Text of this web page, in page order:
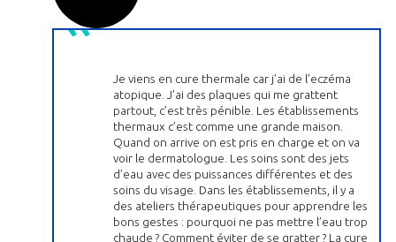
Je viens en cure thermale car j’ai de l’eczéma
atopique. J’ai des plaques qui me grattent
partout, c’est très pénible. Les établissements
thermaux c’est comme une grande maison.
Quand on arrive on est pris en charge et on va
voir le dermatologue. Les soins sont des jets
d’eau avec des puissances différentes et des
soins du visage. Dans les établissements, il y a
des ateliers thérapeutiques pour apprendre les
bons gestes : pourquoi ne pas mettre l’eau trop
chaude ? Comment éviter de se gratter ? La cure